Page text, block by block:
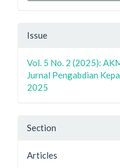
Issue
Vol. 5 No. 2 (2025):
Jurnal Pengabdian
2025
Section
Articles